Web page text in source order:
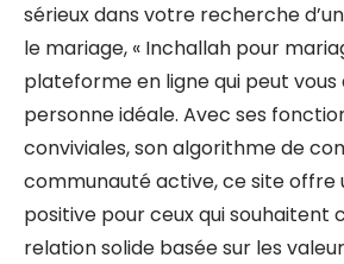
sérieux dans votre recherche
le mariage, « Inchallah pour
plateforme en ligne qui peut
personne idéale. Avec ses
conviviales, son algorithme de
communauté active, ce site offre
positive pour ceux qui souhaitent
relation solide basée sur les